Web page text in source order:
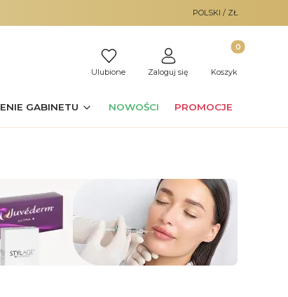
POLSKI / ZŁ
Ulubione Zaloguj się
Produkty w
Koszyk
GABINETU NOWOŚCI PROMOCJE